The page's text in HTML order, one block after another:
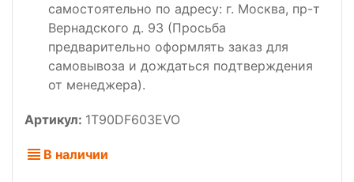
самостоятельно по адресу: г. Москва, пр-т
Вернадского д. 93 (Просьба
предварительно оформлять заказ для
самовывоза и дождаться подтверждения
от менеджера).
Артикул: 1T90DF603EVO
В наличии